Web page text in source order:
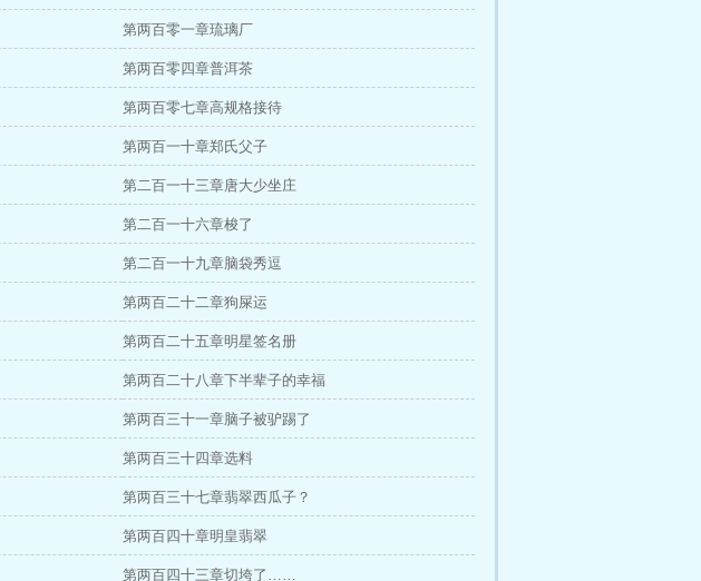
第两百零一章琉璃厂
第两百零四章普洱茶
第两百零七章高规格接待
第两百一十章郑氏父子
第二百一十三章唐大少坐庄
第二百一十六章梭了
第二百一十九章脑袋秀逗
第两百二十二章狗屎运
第两百二十五章明星签名册
第两百二十八章下半辈子的幸福
第两百三十一章脑子被驴踢了
第两百三十四章选料
第两百三十七章翡翠西瓜子？
第两百四十章明皇翡翠
第两百四十三章切垮了……